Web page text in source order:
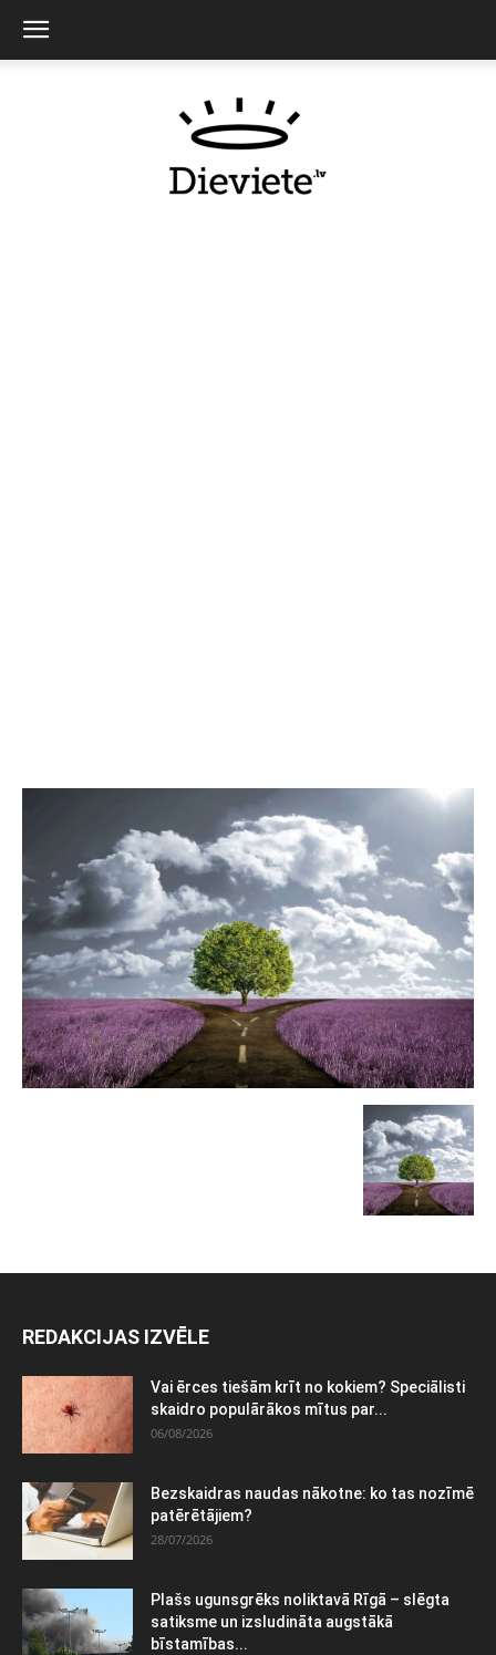
REDAKCIJAS IZVĒLE
Vai ērces tiešām krīt no kokiem? Speciālisti
skaidro populārākos mītus par...
06/08/2026
Bezskaidras naudas nākotne: ko tas nozīmē
patērētājiem?
28/07/2026
Plašs ugunsgrēks noliktavā Rīgā – slēgta
satiksme un izsludināta augstākā
bīstamības...